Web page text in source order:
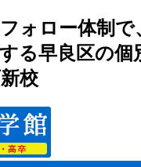
ォロー体制で
る早良区の個
校